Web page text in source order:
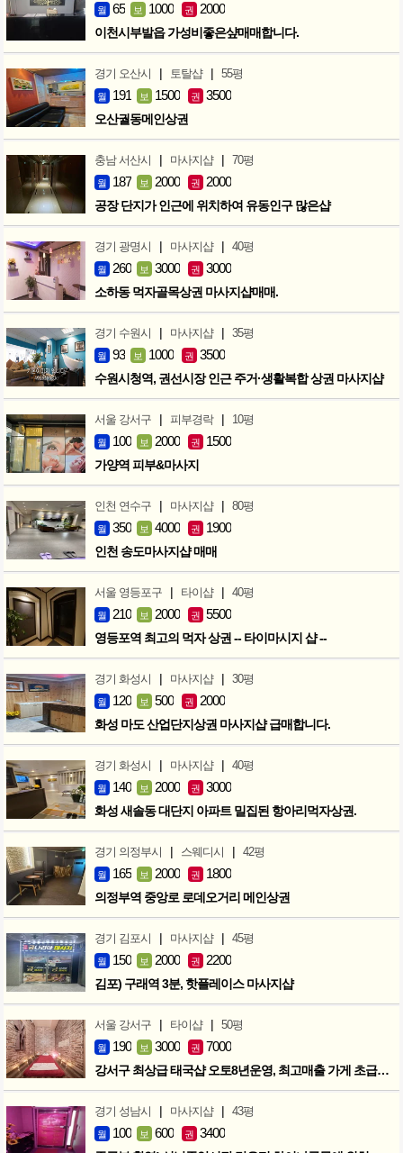
월 65 보 1000 권 2000
이천시부발읍 가성비좋은샾매매합니다.
경기 오산시 | 토탈샵 | 55평
월 191 보 1500 권 3500
오산궐동메인상권
충남 서산시 | 마사지샵 | 70평
월 187 보 2000 권 2000
공장 단지가 인근에 위치하여 유동인구 많은샵
경기 광명시 | 마사지샵 | 40평
월 260 보 3000 권 3000
소하동 먹자골목상권 마사지샵매매.
경기 수원시 | 마사지샵 | 35평
월 93 보 1000 권 3500
수원시청역, 권선시장 인근 주거·생활복합 상권 마사지샵
서울 강서구 | 피부경락 | 10평
월 100 보 2000 권 1500
가양역 피부&마사지
인천 연수구 | 마사지샵 | 80평
월 350 보 4000 권 1900
인천 송도마사지샵 매매
서울 영등포구 | 타이샵 | 40평
월 210 보 2000 권 5500
영등포역 최고의 먹자 상권 -- 타이마시지 샵 --
경기 화성시 | 마사지샵 | 30평
월 120 보 500 권 2000
화성 마도 산업단지상권 마사지샵 급매합니다.
경기 화성시 | 마사지샵 | 40평
월 140 보 2000 권 3000
화성 새솔동 대단지 아파트 밀집된 항아리먹자상권.
경기 의정부시 | 스웨디시 | 42평
월 165 보 2000 권 1800
의정부역 중앙로 로데오거리 메인상권
경기 김포시 | 마사지샵 | 45평
월 150 보 2000 권 2200
김포) 구래역 3분, 핫플레이스 마사지샵
서울 강서구 | 타이샵 | 50평
월 190 보 3000 권 7000
강서구 최상급 태국샵 오토8년운영, 최고매출 가게 초급매!!!
경기 성남시 | 마사지샵 | 43평
월 100 보 600 권 3400